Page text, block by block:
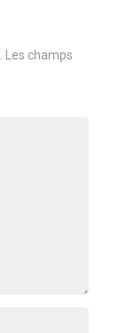
Les champs